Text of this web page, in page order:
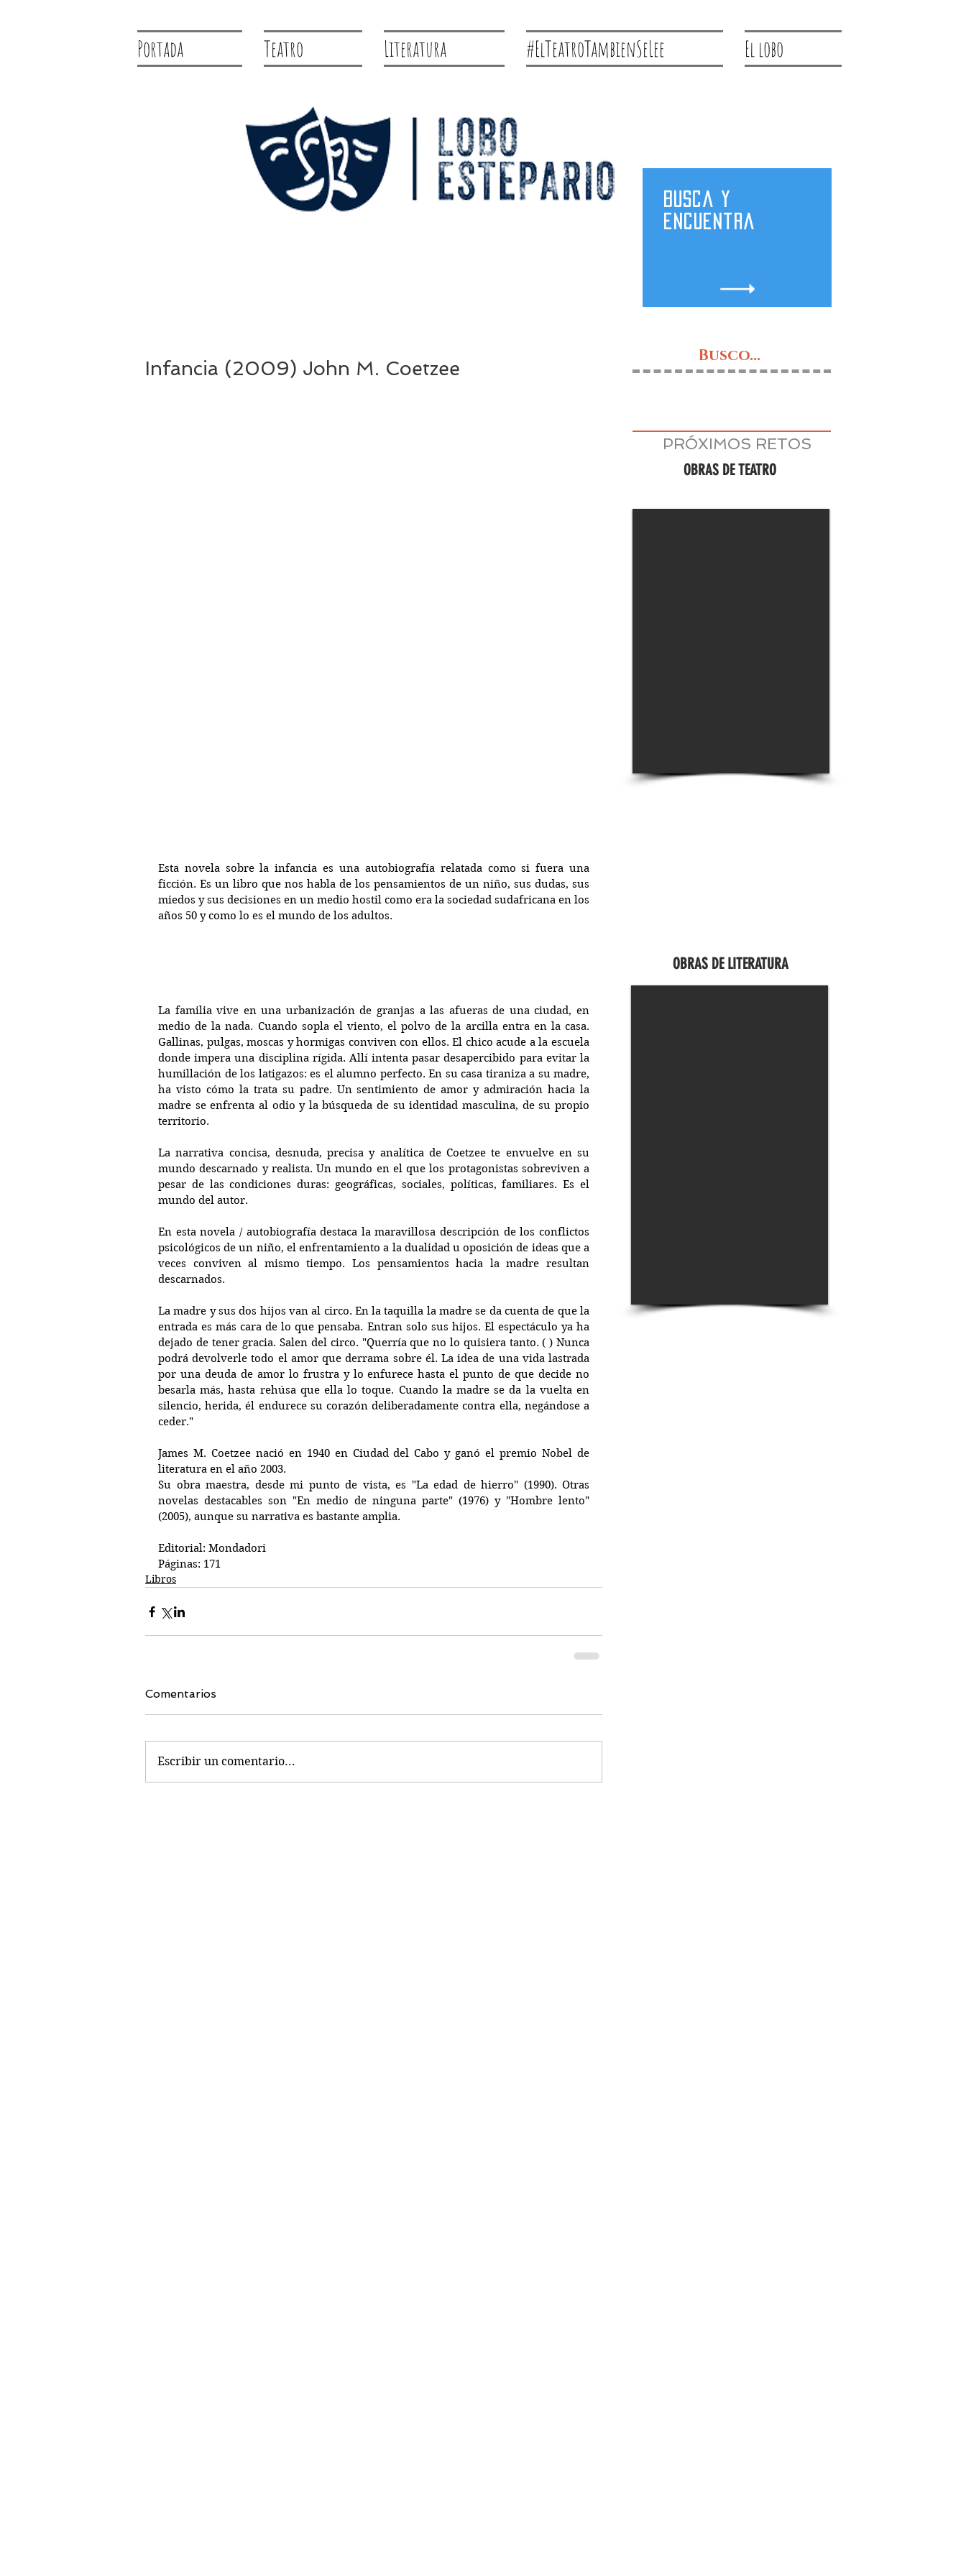
Portada Teatro Literatura #ElTeatroTambienSeLee El lobo
Busca y
encuentra
Infancia (2009) John M. Coetzee
Esta novela sobre la infancia es una autobiografía relatada como si fuera una
ficción. Es un libro que nos habla de los pensamientos de un niño, sus dudas, sus
miedos y sus decisiones en un medio hostil como era la sociedad sudafricana en los
años 50 y como lo es el mundo de los adultos.
La familia vive en una urbanización de granjas a las afueras de una ciudad, en
medio de la nada. Cuando sopla el viento, el polvo de la arcilla entra en la casa.
Gallinas, pulgas, moscas y hormigas conviven con ellos. El chico acude a la escuela
donde impera una disciplina rígida. Allí intenta pasar desapercibido para evitar la
humillación de los latigazos: es el alumno perfecto. En su casa tiraniza a su madre,
ha visto cómo la trata su padre. Un sentimiento de amor y admiración hacia la
madre se enfrenta al odio y la búsqueda de su identidad masculina, de su propio
territorio.
La narrativa concisa, desnuda, precisa y analítica de Coetzee te envuelve en su
mundo descarnado y realista. Un mundo en el que los protagonistas sobreviven a
pesar de las condiciones duras: geográficas, sociales, políticas, familiares. Es el
mundo del autor.
En esta novela / autobiografía destaca la maravillosa descripción de los conflictos
psicológicos de un niño, el enfrentamiento a la dualidad u oposición de ideas que a
veces conviven al mismo tiempo. Los pensamientos hacia la madre resultan
descarnados.
La madre y sus dos hijos van al circo. En la taquilla la madre se da cuenta de que la
entrada es más cara de lo que pensaba. Entran solo sus hijos. El espectáculo ya ha
dejado de tener gracia. Salen del circo. "Querría que no lo quisiera tanto. ( ) Nunca
podrá devolverle todo el amor que derrama sobre él. La idea de una vida lastrada
por una deuda de amor lo frustra y lo enfurece hasta el punto de que decide no
besarla más, hasta rehúsa que ella lo toque. Cuando la madre se da la vuelta en
silencio, herida, él endurece su corazón deliberadamente contra ella, negándose a
ceder."
James M. Coetzee nació en 1940 en Ciudad del Cabo y ganó el premio Nobel de
literatura en el año 2003.
Su obra maestra, desde mi punto de vista, es "La edad de hierro" (1990). Otras
novelas destacables son "En medio de ninguna parte" (1976) y "Hombre lento"
(2005), aunque su narrativa es bastante amplia.
Editorial: Mondadori
Páginas: 171
Libros
Comentarios
Escribir un comentario...
Busco...
PRÓXIMOS RETOS
OBRAS DE TEATRO
OBRAS DE LITERATURA